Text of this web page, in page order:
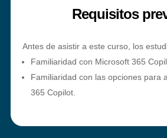
Requisitos
Antes de asistir a este curso, los
Familiaridad con Microsoft 365
Familiaridad con las opciones para
365 Copilot.